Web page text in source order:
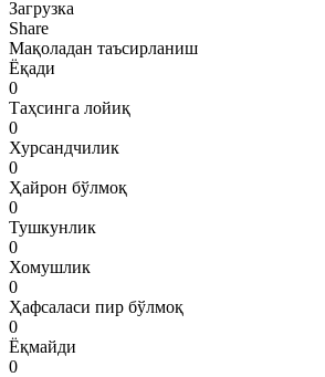
Загрузка
Share
Мақоладан таъсирланиш
Ёқади
0
Таҳсинга лойиқ
0
Хурсандчилик
0
Ҳайрон бўлмоқ
0
Тушкунлик
0
Хомушлик
0
Ҳафсаласи пир бўлмоқ
0
Ёқмайди
0